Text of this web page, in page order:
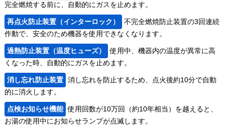
完全燃焼する前に、自動的にガスを止めます。
再点火防止装置（インターロック）
不完全燃焼防止装置の3回連続
作動で、安全のため機器を使用できなくなります。
過熱防止装置（温度ヒューズ）
使用中、機器内の温度が異常に高
くなった時、自動的にガスを止めます。
消し忘れ防止装置 消し忘れを防止するため、点火後約10分で自動
的に消火します。
点検お知らせ機能 使用回数が10万回（約10年相当）を越えると、
お湯の使用中にお知らせランプが点滅します。